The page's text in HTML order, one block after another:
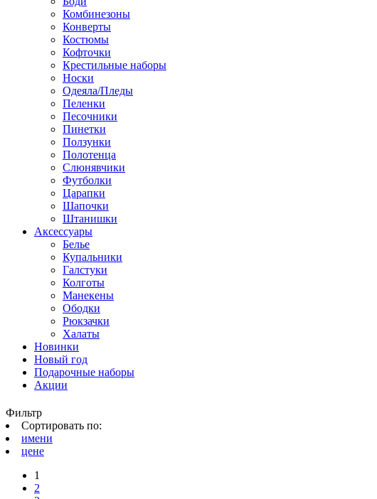
Комбинезоны
Конверты
Костюмы
Кофточки
Крестильные наборы
Носки
Одеяла/Пледы
Пеленки
Песочники
Пинетки
Ползунки
Полотенца
Слюнявчики
Футболки
Царапки
Шапочки
Штанишки
Аксессуары
Белье
Купальники
Галстуки
Колготы
Манекены
Ободки
Рюкзачки
Халаты
Новинки
Новый год
Подарочные наборы
Акции
Фильтр
Сортировать по:
имени
цене
1
2